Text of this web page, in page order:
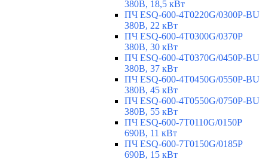
380В, 18,5 кВт
ПЧ ESQ-600-4T0220G/0300P-BU
380В, 22 кВт
ПЧ ESQ-600-4T0300G/0370P
380В, 30 кВт
ПЧ ESQ-600-4T0370G/0450P-BU
380В, 37 кВт
ПЧ ESQ-600-4T0450G/0550P-BU
380В, 45 кВт
ПЧ ESQ-600-4T0550G/0750P-BU
380В, 55 кВт
ПЧ ESQ-600-7T0110G/0150P
690В, 11 кВт
ПЧ ESQ-600-7T0150G/0185P
690В, 15 кВт